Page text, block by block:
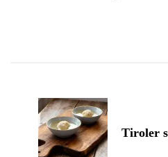
Navigation
Tiroler